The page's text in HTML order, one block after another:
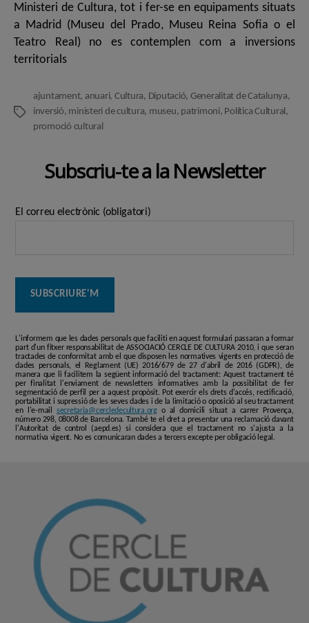
Ministeri de Cultura, tot i fer-se en equipaments situats
a Madrid (Museu del Prado, Museu Reina Sofia o el
Teatro Real) no es contemplen com a inversions
territorials
Etiquetes
ajuntament, anuari, Cultura, Diputació, Generalitat de Catalunya,
inversió, ministeri de cultura, museu, patrimoni, Política Cultural ,
promoció cultural
Subscriu-te a la Newsletter
El correu electrònic (obligatori)
L'informem que les dades personals que faciliti en aquest formulari passaran a formar
part d'un fitxer responsabilitat de ASSOCIACIÓ CERCLE DE CULTURA 2010, i que seran
tractades de conformitat amb el que disposen les normatives vigents en protecció de
dades personals, el Reglament (UE) 2016/679 de 27 d'abril de 2016 (GDPR), de
manera que li facilitem la següent informació del tractament: Aquest tractament té
per finalitat l'enviament de newsletters informatives amb la possibilitat de fer
segmentació de perfil per a aquest propòsit. Pot exercir els drets d'accés, rectificació,
portabilitat i supressió de les seves dades i de la limitació o oposició al seu tractament
en l'e-mail secretaria@cercledecultura.orgo al domicili situat a carrer Provença,
número 298, 08008 de Barcelona. També te el dret a presentar una reclamació davant
l'Autoritat de control (aepd.es) si considera que el tractament no s'ajusta a la
normativa vigent. No es comunicaran dades a tercers excepte per obligació legal.